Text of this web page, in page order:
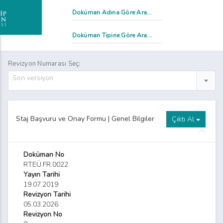
Evrakı ve Ders Değerlendirme Raporları Teslim Tutanağı
Başvuru Formu
Kabul Formu
Meslek Yüksekokulu Stajyer Takip Çizelgesi Formu
İmza Tutanağı Formu
Revizyon Numarası Seç:
Son versiyon
Staj Başvuru ve Onay Formu | Genel Bilgiler Çıktı Al
Doküman No
RTEÜ.FR.0022
Yayın Tarihi
19.07.2019
Revizyon Tarihi
05.03.2026
Revizyon No